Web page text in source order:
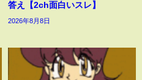
答え【2ch面白いスレ】
2026年8月8日